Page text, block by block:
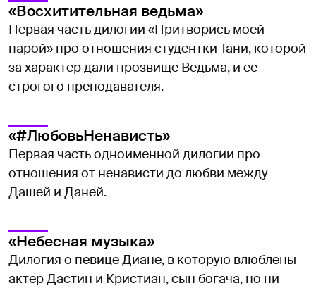
«Восхитительная ведьма»
Первая часть дилогии «Притворись моей
парой» про отношения студентки Тани, которой
за характер дали прозвище Ведьма, и ее
строгого преподавателя.
«#ЛюбовьНенависть»
Первая часть одноименной дилогии про
отношения от ненависти до любви между
Дашей и Даней.
«Небесная музыка»
Дилогия о певице Диане, в которую влюблены
актер Дастин и Кристиан, сын богача, но ни